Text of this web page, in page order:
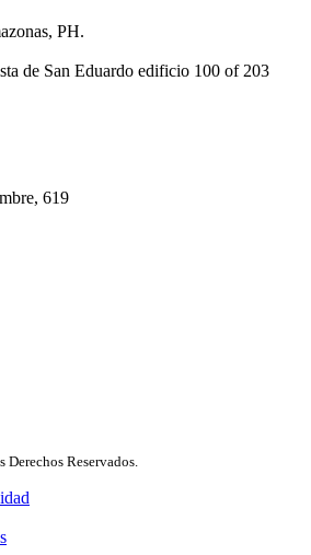
PH.
de San Eduardo edificio 100 of 203
619
Reservados.